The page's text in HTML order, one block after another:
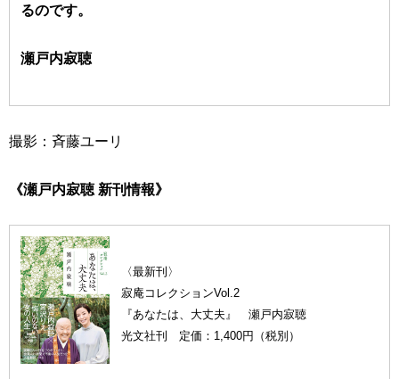
るのです。
瀬戸内寂聴
撮影：斉藤ユーリ
《瀬戸内寂聴 新刊情報》
〈最新刊〉
寂庵コレクションVol.2
『あなたは、大丈夫』 瀬戸内寂聴
光文社刊 定価：1,400円（税別）